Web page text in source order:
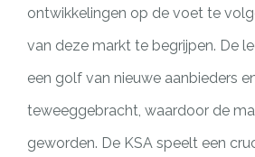
ontwikkelingen op de voet te
van deze markt te begrijpen. De
een golf van nieuwe aanbieders
teweeggebracht, waardoor de
geworden. De KSA speelt een